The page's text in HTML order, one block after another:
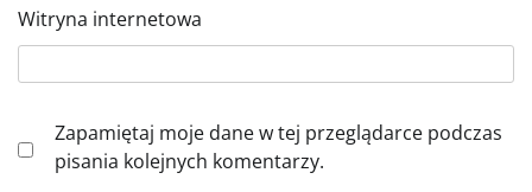
Witryna internetowa
Zapamiętaj moje dane w tej przeglądarce podczas
pisania kolejnych komentarzy.